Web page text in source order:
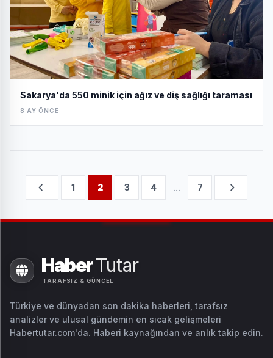
Sakarya'da 550 minik için ağız ve diş sağlığı taraması
8 AY ÖNCE
1 2 3 4 ... 7
HaberTutar
TARAFSIZ & GÜNCEL
Türkiye ve dünyadan son dakika haberleri, tarafsız
analizler ve ulusal gündemin en sıcak gelişmeleri
Habertutar.com'da. Haberi kaynağından ve anlık takip edin.